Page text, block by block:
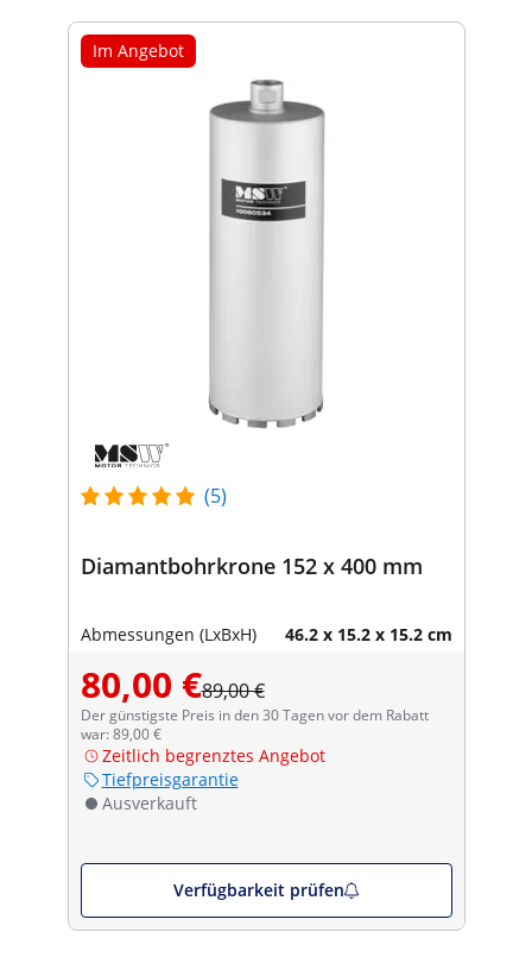
Im Angebot
(5)
Diamantbohrkrone 152 x 400 mm
Abmessungen (LxBxH) 46.2 x 15.2 x 15.2 cm
80,00 €89,00 €
Der günstigste Preis in den 30 Tagen vor dem Rabatt
war: 89,00 €
Zeitlich begrenztes Angebot
Tiefpreisgarantie
Ausverkauft
Verfügbarkeit prüfen